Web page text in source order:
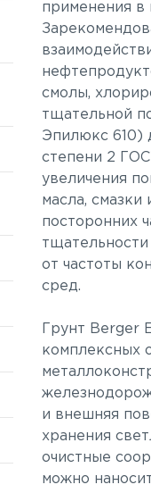
применения в
смолы,
тщательной
Эпилюкс 610)
степени 2
увеличения
масла, смазки
посторонних
тщательности
от частоты
сред.
Грунт Berger
комплексных
и внешняя
хранения
очистные
можно